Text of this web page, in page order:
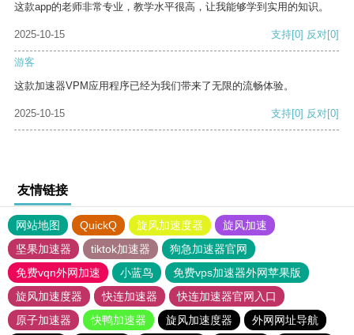
这款app的老师非常专业，教学水平很高，让我能够学到实用的知识。
2025-10-15 支持[0] 反对[0]
游客
这款加速器VPM应用程序已经为我们带来了无限的流畅体验。
2025-10-15 支持[0] 反对[0]
友情链接
网站地图 QuickQ 旋风加速度器
旋风加速
坚果加速器
tiktok加速器
狗急加速器官网
免费vqn外网加速
小蓝鸟
免费vps加速器外网苹果版
旋风加速度器
快连加速器
快连加速器官网入口
原子加速器
快鸭加速器 旋风加速度器
外网网址导航